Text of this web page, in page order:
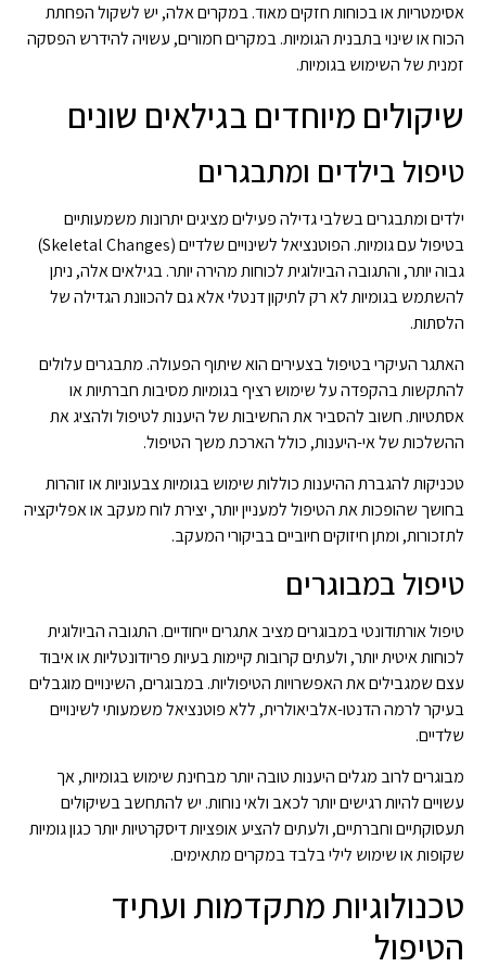
אסימטריות או בכוחות חזקים מאוד. במקרים אלה, יש לשקול הפחתת
הכוח או שינוי בתבנית הגומיות. במקרים חמורים, עשויה להידרש הפסקה
זמנית של השימוש בגומיות.
שיקולים מיוחדים בגילאים שונים
טיפול בילדים ומתבגרים
ילדים ומתבגרים בשלבי גדילה פעילים מציגים יתרונות משמעותיים
בטיפול עם גומיות. הפוטנציאל לשינויים שלדיים (Skeletal Changes)
גבוה יותר, והתגובה הביולוגית לכוחות מהירה יותר. בגילאים אלה, ניתן
להשתמש בגומיות לא רק לתיקון דנטלי אלא גם להכוונת הגדילה של
הלסתות.
האתגר העיקרי בטיפול בצעירים הוא שיתוף הפעולה. מתבגרים עלולים
להתקשות בהקפדה על שימוש רציף בגומיות מסיבות חברתיות או
אסתטיות. חשוב להסביר את החשיבות של היענות לטיפול ולהציג את
ההשלכות של אי-היענות, כולל הארכת משך הטיפול.
טכניקות להגברת ההיענות כוללות שימוש בגומיות צבעוניות או זוהרות
בחושך שהופכות את הטיפול למעניין יותר, יצירת לוח מעקב או אפליקציה
לתזכורות, ומתן חיזוקים חיוביים בביקורי המעקב.
טיפול במבוגרים
טיפול אורתודונטי במבוגרים מציב אתגרים ייחודיים. התגובה הביולוגית
לכוחות איטית יותר, ולעתים קרובות קיימות בעיות פריודונטליות או איבוד
עצם שמגבילים את האפשרויות הטיפוליות. במבוגרים, השינויים מוגבלים
בעיקר לרמה הדנטו-אלביאולרית, ללא פוטנציאל משמעותי לשינויים
שלדיים.
מבוגרים לרוב מגלים היענות טובה יותר מבחינת שימוש בגומיות, אך
עשויים להיות רגישים יותר לכאב ולאי נוחות. יש להתחשב בשיקולים
תעסוקתיים וחברתיים, ולעתים להציע אופציות דיסקרטיות יותר כגון גומיות
שקופות או שימוש לילי בלבד במקרים מתאימים.
טכנולוגיות מתקדמות ועתיד
הטיפול